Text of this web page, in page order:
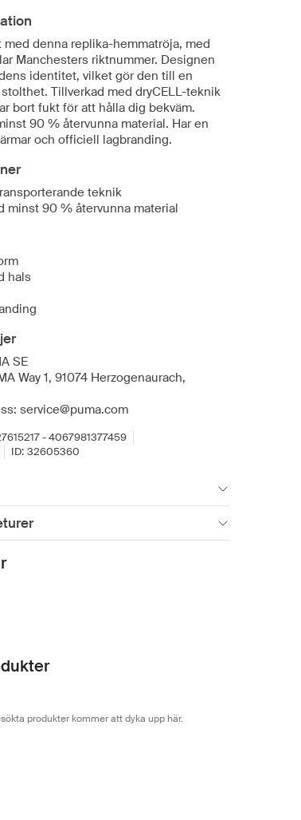
denna replika-hemmatröja, med
Manchesters riktnummer. Designen
identitet, vilket gör den till en
Tillverkad med dryCELL-teknik
bort fukt för att hålla dig bekväm.
90 % återvunna material. Har en
och officiell lagbranding.
teknik
minst 90 % återvunna material
hals
SE
Way 1, 91074 Herzogenaurach,
service@puma.com
- 4067981377459
ID: 32605360
produkter kommer att dyka upp här.